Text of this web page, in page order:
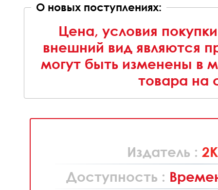
О новых поступлениях:
Цена, условия
внешний вид являются
могут быть изменены в
товара на
Издатель :
Доступность :